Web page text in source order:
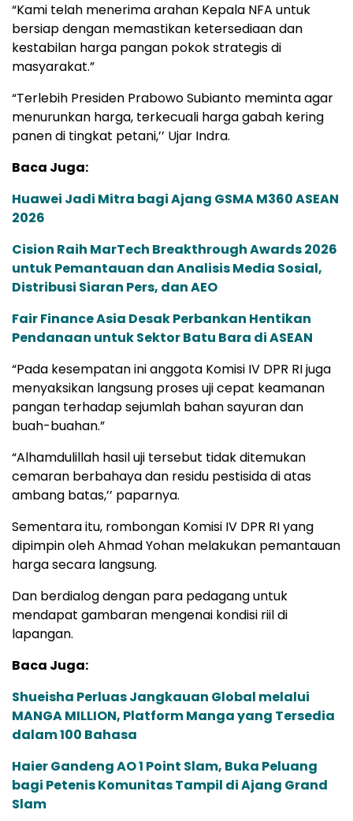
“Kami telah menerima arahan Kepala NFA untuk
bersiap dengan memastikan ketersediaan dan
kestabilan harga pangan pokok strategis di
masyarakat.”
“Terlebih Presiden Prabowo Subianto meminta agar
menurunkan harga, terkecuali harga gabah kering
panen di tingkat petani,’’ Ujar Indra.
Baca Juga:
Huawei Jadi Mitra bagi Ajang GSMA M360 ASEAN
2026
Cision Raih MarTech Breakthrough Awards 2026
untuk Pemantauan dan Analisis Media Sosial,
Distribusi Siaran Pers, dan AEO
Fair Finance Asia Desak Perbankan Hentikan
Pendanaan untuk Sektor Batu Bara di ASEAN
“Pada kesempatan ini anggota Komisi IV DPR RI juga
menyaksikan langsung proses uji cepat keamanan
pangan terhadap sejumlah bahan sayuran dan
buah-buahan.”
“Alhamdulillah hasil uji tersebut tidak ditemukan
cemaran berbahaya dan residu pestisida di atas
ambang batas,’’ paparnya.
Sementara itu, rombongan Komisi IV DPR RI yang
dipimpin oleh Ahmad Yohan melakukan pemantauan
harga secara langsung.
Dan berdialog dengan para pedagang untuk
mendapat gambaran mengenai kondisi riil di
lapangan.
Baca Juga:
Shueisha Perluas Jangkauan Global melalui
MANGA MILLION, Platform Manga yang Tersedia
dalam 100 Bahasa
Haier Gandeng AO 1 Point Slam, Buka Peluang
bagi Petenis Komunitas Tampil di Ajang Grand
Slam